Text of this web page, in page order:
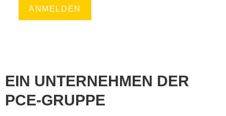
ANMELDEN
EIN UNTERNEHMEN DER
PCE-GRUPPE